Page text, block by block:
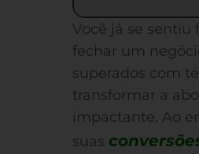
Você já se
fechar um
superados com
transformar a
impactante. Ao
suas